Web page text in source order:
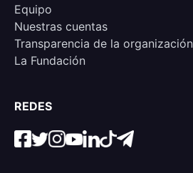
Equipo
Nuestras cuentas
Transparencia de la organización
La Fundación
REDES